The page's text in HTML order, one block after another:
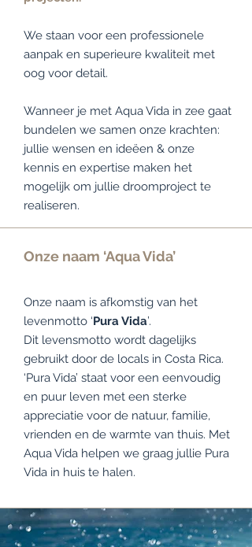
We staan voor een professionele
aanpak en superieure kwaliteit met
oog voor detail.
Wanneer je met Aqua Vida in zee gaat
bundelen we samen onze krachten:
jullie wensen en ideëen & onze
kennis en expertise maken het
mogelijk om jullie droomproject te
realiseren.
Onze naam ‘Aqua Vida’
Onze naam is afkomstig van het
levenmotto ‘Pura Vida’.
Dit levensmotto wordt dagelijks
gebruikt door de locals in Costa Rica.
‘Pura Vida’ staat voor een eenvoudig
en puur leven met een sterke
appreciatie voor de natuur, familie,
vrienden en de warmte van thuis. Met
Aqua Vida helpen we graag jullie Pura
Vida in huis te halen.